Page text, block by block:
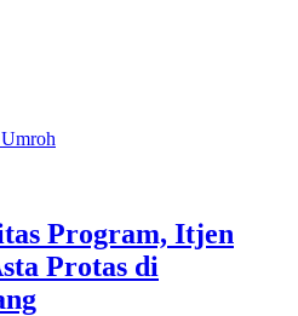
Program, Itjen
Protas di